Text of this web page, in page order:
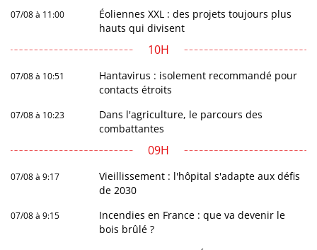
07/08 à 11:00
Éoliennes XXL : des projets toujours plus
hauts qui divisent
10H
07/08 à 10:51
Hantavirus : isolement recommandé pour
contacts étroits
07/08 à 10:23
Dans l'agriculture, le parcours des
combattantes
09H
07/08 à 9:17
Vieillissement : l'hôpital s'adapte aux défis
de 2030
07/08 à 9:15
Incendies en France : que va devenir le
bois brûlé ?